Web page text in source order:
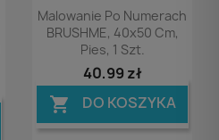
Podgląd
Malowanie Po Numerach
BRUSHME, 40x50 Cm,
Pies, 1 Szt.
40,99 zł
 DO KOSZYKA